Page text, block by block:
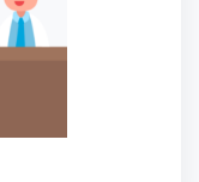
平台，目標為全
錄